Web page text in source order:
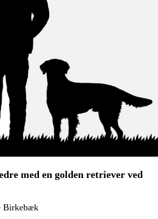
med en golden retriever ved
Birkebæk